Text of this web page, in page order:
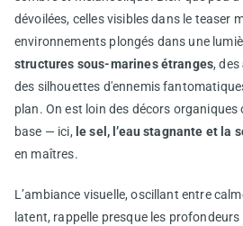
dévoilées, celles visibles dans le teaser
environnements plongés dans une
structures sous-marines étranges, des
des silhouettes d'ennemis
plan. On est loin des décors organiques
base — ici, le sel, l’eau stagnante et la
en maîtres.
L’ambiance visuelle, oscillant entre
latent, rappelle presque les